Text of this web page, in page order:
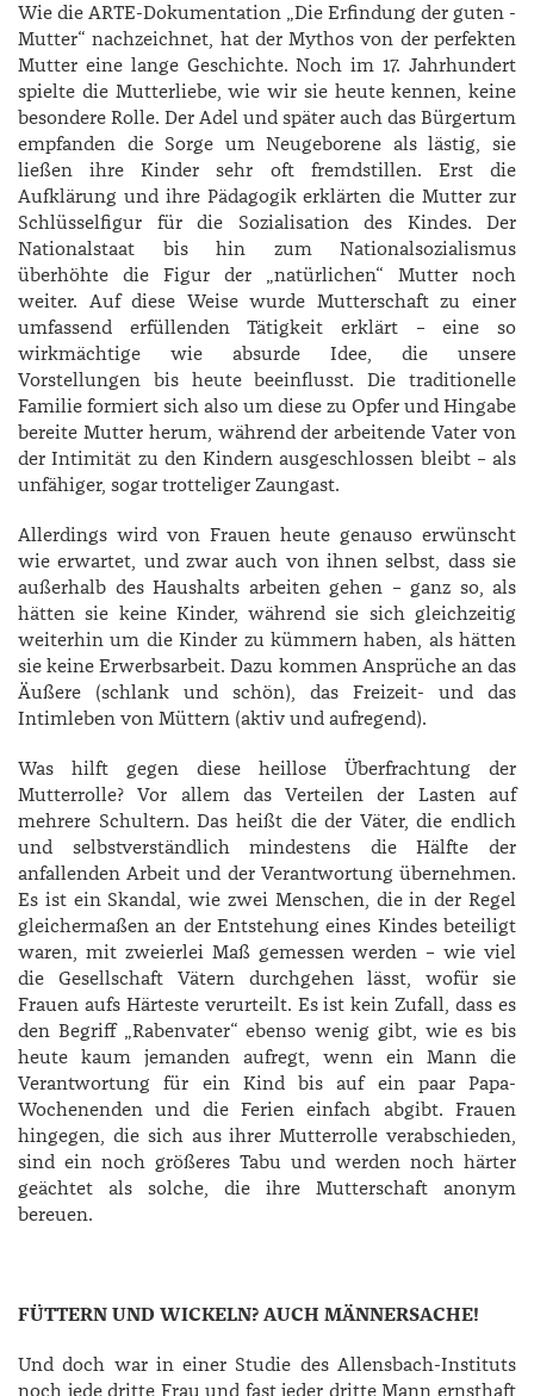
Wie die ARTE-Dokumentation „Die Erfindung der guten ­
Mutter“ nachzeichnet, hat der Mythos von der perfekten
Mutter eine lange Geschichte. Noch im 17. Jahrhundert
spielte die Mutter­liebe, wie wir sie heute kennen, keine
besondere Rolle. Der Adel und später auch das Bürgertum
empfanden die Sorge um Neugeborene als lästig, sie
ließen ihre Kinder sehr oft fremdstillen. Erst die
Aufklärung und ihre Pädagogik erklärten die Mutter zur
Schlüsselfigur für die Sozialisation des Kindes. Der
Nationalstaat bis hin zum Nationalsozialismus
überhöhte die Figur der „natürlichen“ Mutter noch
weiter. Auf diese Weise wurde Mutterschaft zu einer
umfassend erfüllenden Tätigkeit erklärt – eine so
wirkmächtige wie absurde Idee, die unsere
Vorstellungen bis heute beeinflusst. Die traditionelle
Familie formiert sich also um diese zu Opfer und Hingabe
bereite Mutter herum, während der arbeitende Vater von
der Intimität zu den Kindern ausgeschlossen bleibt – als
unfähiger, sogar trotteliger Zaungast.
Allerdings wird von Frauen heute genauso erwünscht
wie erwartet, und zwar auch von ihnen selbst, dass sie
außerhalb des Haushalts arbeiten gehen – ganz so, als
hätten sie keine Kinder, während sie sich gleichzeitig
weiterhin um die Kinder zu kümmern haben, als hätten
sie keine Erwerbsarbeit. Dazu kommen Ansprüche an das
Äußere (schlank und schön), das Freizeit- und das
Intimleben von Müttern (aktiv und aufregend).
Was hilft gegen diese heillose Überfrachtung der
Mutterrolle? Vor allem das Verteilen der Lasten auf
mehrere Schultern. Das heißt die der Väter, die endlich
und selbstverständlich mindestens die Hälfte der
anfallenden Arbeit und der Verantwortung übernehmen.
Es ist ein Skandal, wie zwei Menschen, die in der Regel
gleichermaßen an der Entstehung eines Kindes beteiligt
waren, mit zweierlei Maß gemessen werden – wie viel
die Gesellschaft Vätern durchgehen lässt, wofür sie
Frauen aufs Härteste verurteilt. Es ist kein Zufall, dass es
den Begriff „Rabenvater“ ebenso wenig gibt, wie es bis
heute kaum jemanden aufregt, wenn ein Mann die
Verantwortung für ein Kind bis auf ein paar Papa-
Wochenenden und die Ferien einfach abgibt. Frauen
hingegen, die sich aus ihrer Mutterrolle verabschieden,
sind ein noch größeres Tabu und werden noch härter
geächtet als solche, die ihre Mutterschaft anonym
bereuen.
FÜTTERN UND WICKELN? AUCH MÄNNERSACHE!
Und doch war in einer Studie des Allensbach-Instituts